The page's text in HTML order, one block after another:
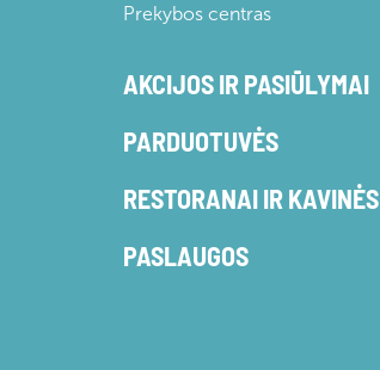
Prekybos centras
AKCIJOS IR PASIŪLYMAI
PARDUOTUVĖS
RESTORANAI IR KAVINĖS
PASLAUGOS